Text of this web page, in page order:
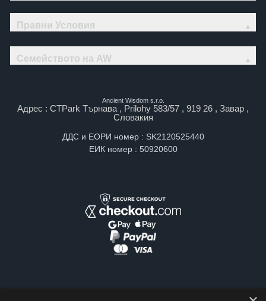
Правни Условия
Семейството на AW
Ancient Wisdom s.r.o.
Адрес : CTPark Търнава , Prilohy 583/57 , 919 26 , Завар ,
Словакия
ДДС и ЕОРИ номер : SK2120525440
ЕИК номер : 50920600